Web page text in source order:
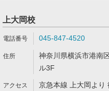
上大岡校
045-847-4520
神奈川県横浜市港南
ル3F
京急本線 上大岡より